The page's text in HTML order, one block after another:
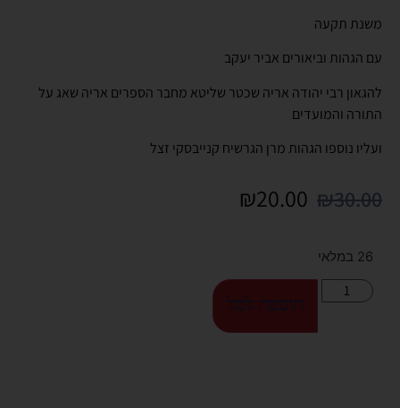
משנת תקעה
עם הגהות וביאורים אביר יעקב
להגאון רבי יהודה אריה שכטר שליטא מחבר הספרים אריה שאג על
התורה והמועדים
ועליו נוספו הגהות מרן הגרשיח קנייבסקי זצל
₪30.00
₪20.00
26 במלאי
הוספה לסל